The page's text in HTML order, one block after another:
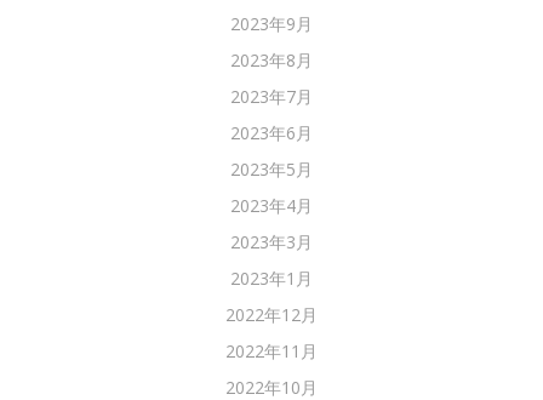
2023年9月
2023年8月
2023年7月
2023年6月
2023年5月
2023年4月
2023年3月
2023年1月
2022年12月
2022年11月
2022年10月